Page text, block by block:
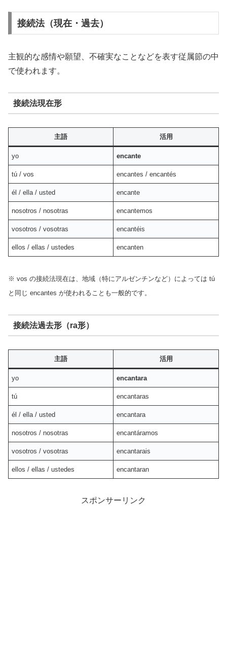
接続法（現在・過去）
主観的な感情や願望、不確実なことなどを表す従属節の中
で使われます。
接続法現在形
主語 活用
yo encante
tú / vos encantes / encantés
él / ella / usted encante
nosotros / nosotras encantemos
vosotros / vosotras encantéis
ellos / ellas / ustedes encanten
※ vos の接続法現在は、地域（特にアルゼンチンなど）によっては tú
と同じ encantes が使われることも一般的です。
接続法過去形（ra形）
主語 活用
yo encantara
tú encantaras
él / ella / usted encantara
nosotros / nosotras encantáramos
vosotros / vosotras encantarais
ellos / ellas / ustedes encantaran
スポンサーリンク